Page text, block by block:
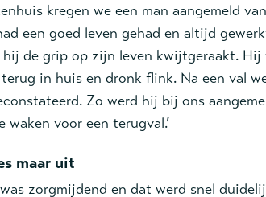
kregen we een man aangemeld
een goed leven gehad en altijd
hij de grip op zijn leven kwijtgeraakt.
terug in huis en dronk flink. Na een val
Zo werd hij bij ons
waken voor een terugval.’
maar uit
was zorgmijdend en dat werd snel